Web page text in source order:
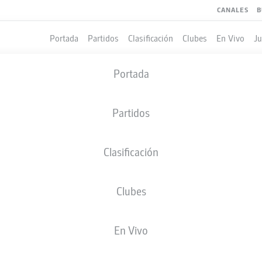
CANALES
Portada Partidos Clasificación Clubes En Vivo
Portada
Partidos
Clasificación
Clubes
En Vivo